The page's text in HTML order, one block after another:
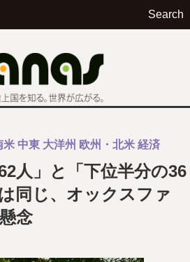
Search
米 中東 大洋州 欧州・北米 経済
人」と「下位半分の36
同じ、オックスファ
念